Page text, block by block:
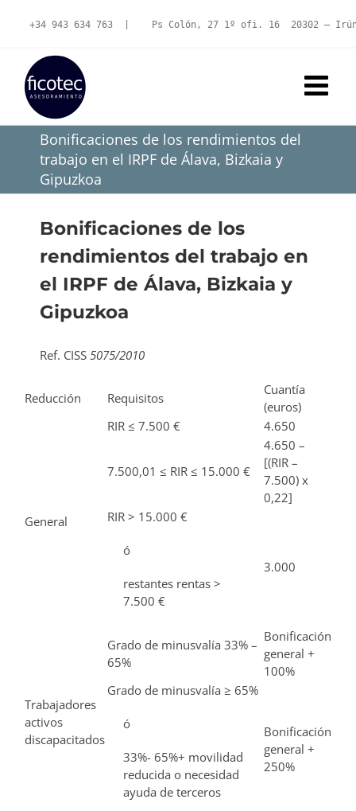
+34 943 634 763 Ps Colón, 27 1º ofi. 16  20302 –
Bonificaciones de los rendimientos del
trabajo en el IRPF de Álava, Bizkaia y
Gipuzkoa
Bonificaciones de los
rendimientos del trabajo en
el IRPF de Álava, Bizkaia y
Gipuzkoa
Ref. CISS 5075/2010
Reducción Requisitos
Cuantía
(euros)
General
RIR ≤ 7.500 € 4.650
7.500,01 ≤ RIR ≤ 15.000 €
4.650 –
[(RIR –
7.500) x
0,22]
RIR > 15.000 €
ó
restantes rentas >
7.500 €
3.000
Trabajadores
activos
discapacitados
Grado de minusvalía 33% –
65%
Bonificación
general +
100%
Grado de minusvalía ≥ 65%
ó
33%- 65%+ movilidad
reducida o necesidad
ayuda de terceros
Bonificación
general +
250%